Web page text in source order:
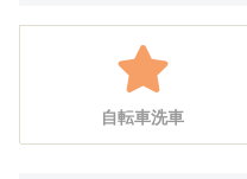
自転車洗車